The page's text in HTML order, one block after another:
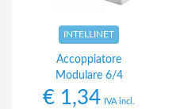
INTELLINET
Accoppiatore
Modulare 6/4
€ 1,34 IVA incl.